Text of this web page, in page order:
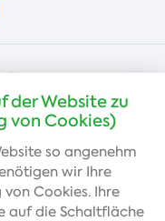
der Website zu
von Cookies)
so angenehm
wir Ihre
Cookies. Ihre
auf die Schaltfläche